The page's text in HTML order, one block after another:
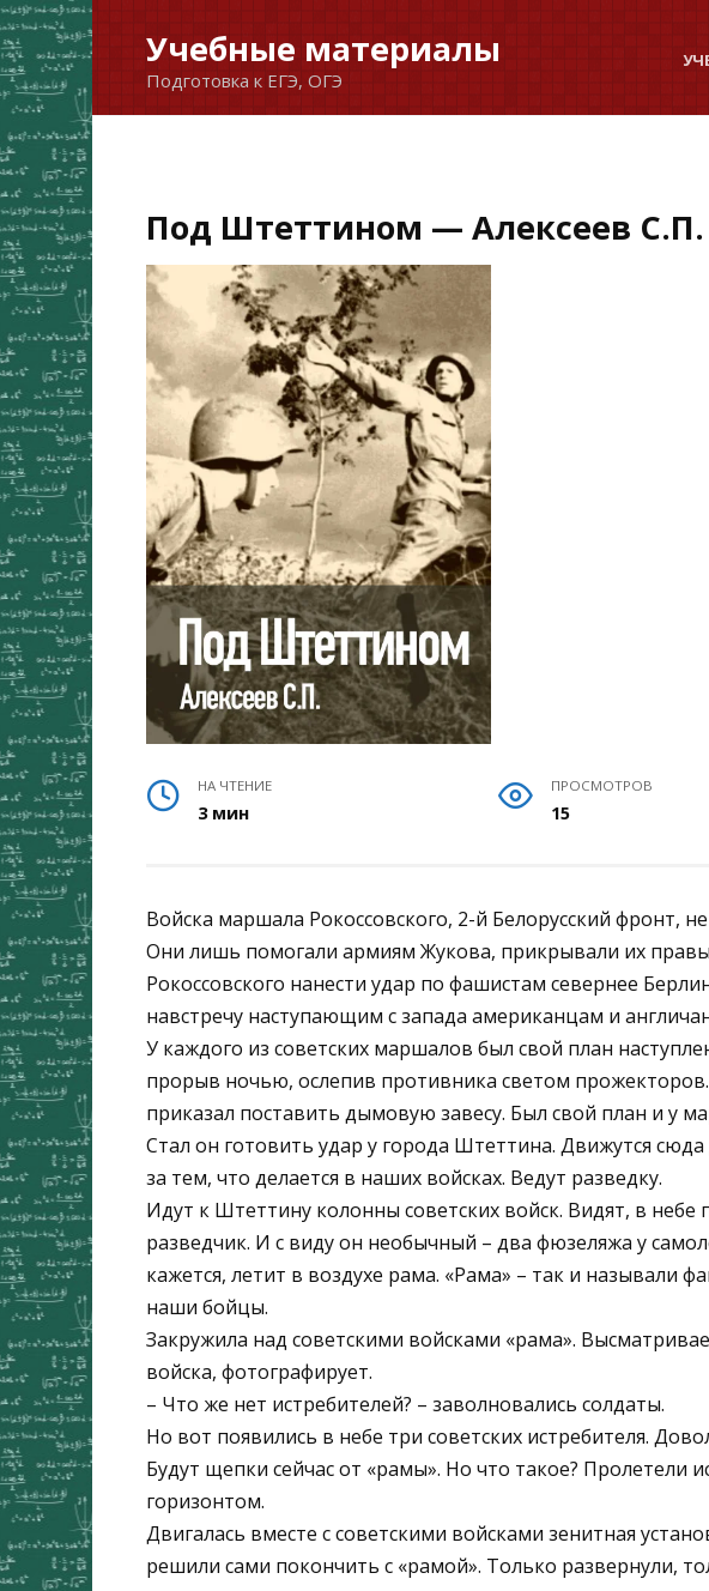
Перейти
к
содержанию
Учебные материалы
Подготовка к ЕГЭ, ОГЭ
Под Штеттином — Алексеев С.П.
НА ЧТЕНИЕ
3 мин
ПРОСМОТРОВ
15
Войска маршала Рокоссовского, 2-й Белорусский фронт,
Они лишь помогали армиям Жукова, прикрывали их
Рокоссовского нанести удар по фашистам севернее
навстречу наступающим с запада американцам и
У каждого из советских маршалов был свой план
прорыв ночью, ослепив противника светом
приказал поставить дымовую завесу. Был свой план и у
Стал он готовить удар у города Штеттина. Движутся
за тем, что делается в наших войсках. Ведут разведку.
Идут к Штеттину колонны советских войск. Видят, в небе
разведчик. И с виду он необычный – два фюзеляжа у
кажется, летит в воздухе рама. «Рама» – так и называли
наши бойцы.
Закружила над советскими войсками «рама».
войска, фотографирует.
– Что же нет истребителей? – заволновались солдаты.
Но вот появились в небе три советских истребителя.
Будут щепки сейчас от «рамы». Но что такое? Пролетели
горизонтом.
Двигалась вместе с советскими войсками зенитная
решили сами покончить с «рамой». Только развернули,